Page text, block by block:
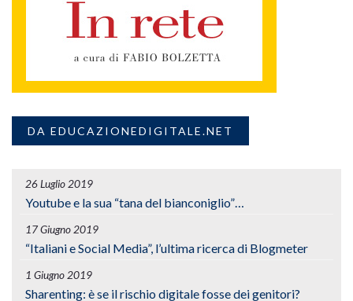
DA EDUCAZIONEDIGITALE.NET
26 Luglio 2019
Youtube e la sua “tana del bianconiglio”…
17 Giugno 2019
“Italiani e Social Media”, l’ultima ricerca di Blogmeter
1 Giugno 2019
Sharenting: è se il rischio digitale fosse dei genitori?